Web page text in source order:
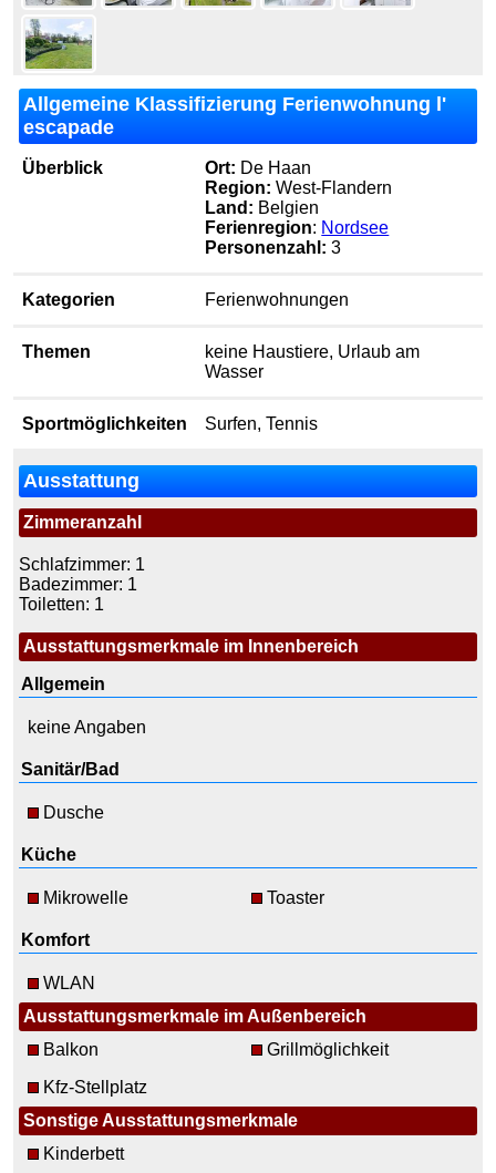
Allgemeine Klassifizierung Ferienwohnung l'
escapade
Überblick Ort: De Haan
Region: West-Flandern
Land: Belgien
Ferienregion: Nordsee
Personenzahl: 3
Kategorien Ferienwohnungen
Themen
keine Haustiere, Urlaub am
Wasser
Sport­möglich­keiten Surfen, Tennis
Ausstattung
Zimmeranzahl
Schlafzimmer: 1
Badezimmer: 1
Toiletten: 1
Ausstattungsmerkmale im Innenbereich
Allgemein
keine Angaben
Sanitär/Bad
Dusche
Küche
Mikrowelle Toaster
Komfort
WLAN
Ausstattungsmerkmale im Außenbereich
Balkon
Grillmöglichkeit
Kfz-Stellplatz
Sonstige Ausstattungsmerkmale
Kinderbett